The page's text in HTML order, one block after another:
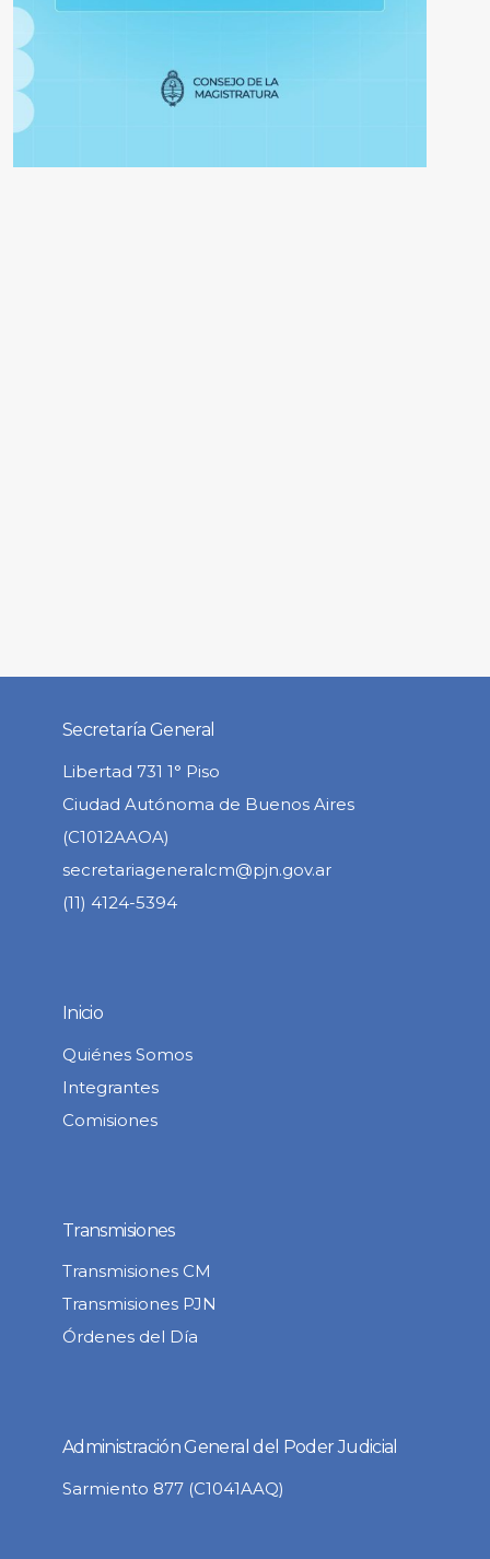
Secretaría General
Libertad 731 1° Piso
Ciudad Autónoma de Buenos Aires
(C1012AAOA)
secretariageneralcm@pjn.gov.ar
(11) 4124-5394
Inicio
Quiénes Somos
Integrantes
Comisiones
Transmisiones
Transmisiones CM
Transmisiones PJN
Órdenes del Día
Administración General del Poder Judicial
Sarmiento 877 (C1041AAQ)